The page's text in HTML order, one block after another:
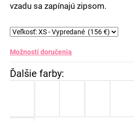
vzadu sa zapínajú zipsom.
Možnosti doručenia